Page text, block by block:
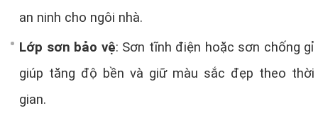
an ninh cho ngôi nhà.
Lớp sơn bảo vệ: Sơn tĩnh điện hoặc sơn chống gỉ
giúp tăng độ bền và giữ màu sắc đẹp theo thời
gian.